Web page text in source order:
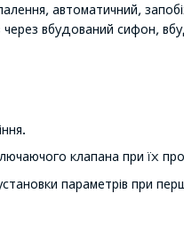
автоматичний,
вбудований сифон,
клапана при їх
параметрів при